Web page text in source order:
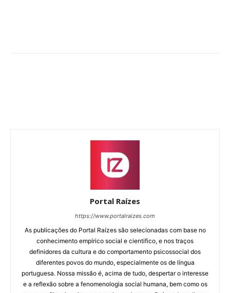
Portal Raízes
https://www.portalraizes.com
As publicações do Portal Raízes são selecionadas com base no
conhecimento empírico social e cientifico, e nos traços
definidores da cultura e do comportamento psicossocial dos
diferentes povos do mundo, especialmente os de língua
portuguesa. Nossa missão é, acima de tudo, despertar o interesse
e a reflexão sobre a fenomenologia social humana, bem como os